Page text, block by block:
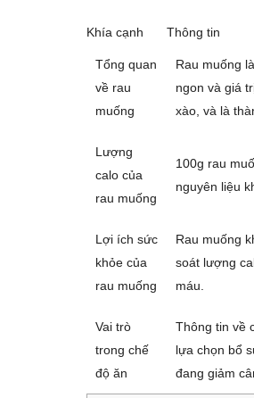
Khía cạnh Thông tin
Tổng quan
về rau
muống
Rau muống
ngon và giá
xào, và là
Lượng
calo của
rau muống
100g rau
nguyên liệu
Lợi ích sức
khỏe của
rau muống
Rau muống
soát lượng
máu.
Vai trò
trong chế
độ ăn
Thông tin về
lựa chọn bổ
đang giảm